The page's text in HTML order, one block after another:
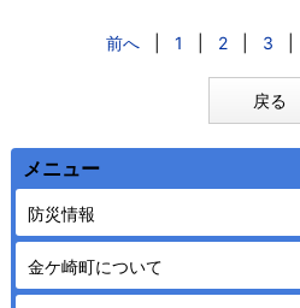
前へ 1 2 3
戻る
メニュー
防災情報
金ケ崎町について